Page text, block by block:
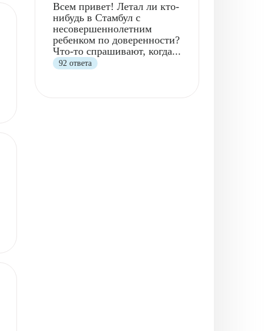
Всем привет! Летал ли кто-
нибудь в Стамбул с
несовершеннолетним
ребенком по доверенности?
Что-то спрашивают, когда...
92 ответа